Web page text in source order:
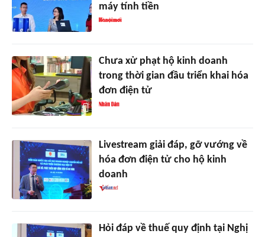
máy tính tiền
Chưa xử phạt hộ kinh doanh
trong thời gian đầu triển khai hóa
đơn điện tử
Livestream giải đáp, gỡ vướng về
hóa đơn điện tử cho hộ kinh
doanh
Hỏi đáp về thuế quy định tại Nghị